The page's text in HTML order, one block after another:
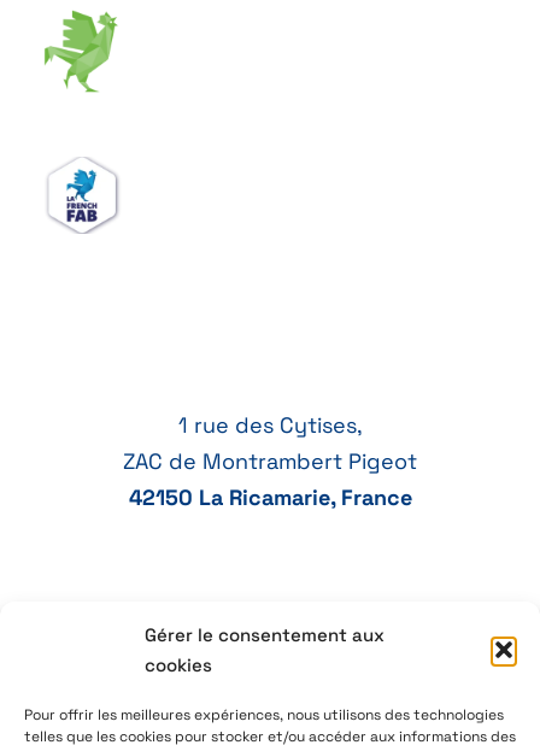
Gérer le consentement aux
cookies
Pour offrir les meilleures expériences, nous utilisons des technologies
telles que les cookies pour stocker et/ou accéder aux informations des
1 rue des Cytises,
ZAC de Montrambert Pigeot
42150 La Ricamarie, France
04 77 41 21 47
aeservice@aeservice.fr